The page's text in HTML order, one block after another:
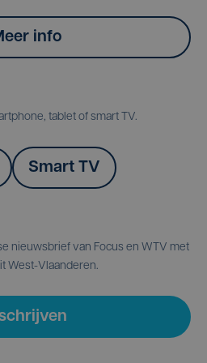
info
tablet of smart TV.
Smart TV
nieuwsbrief van Focus en WTV met
West-Vlaanderen.